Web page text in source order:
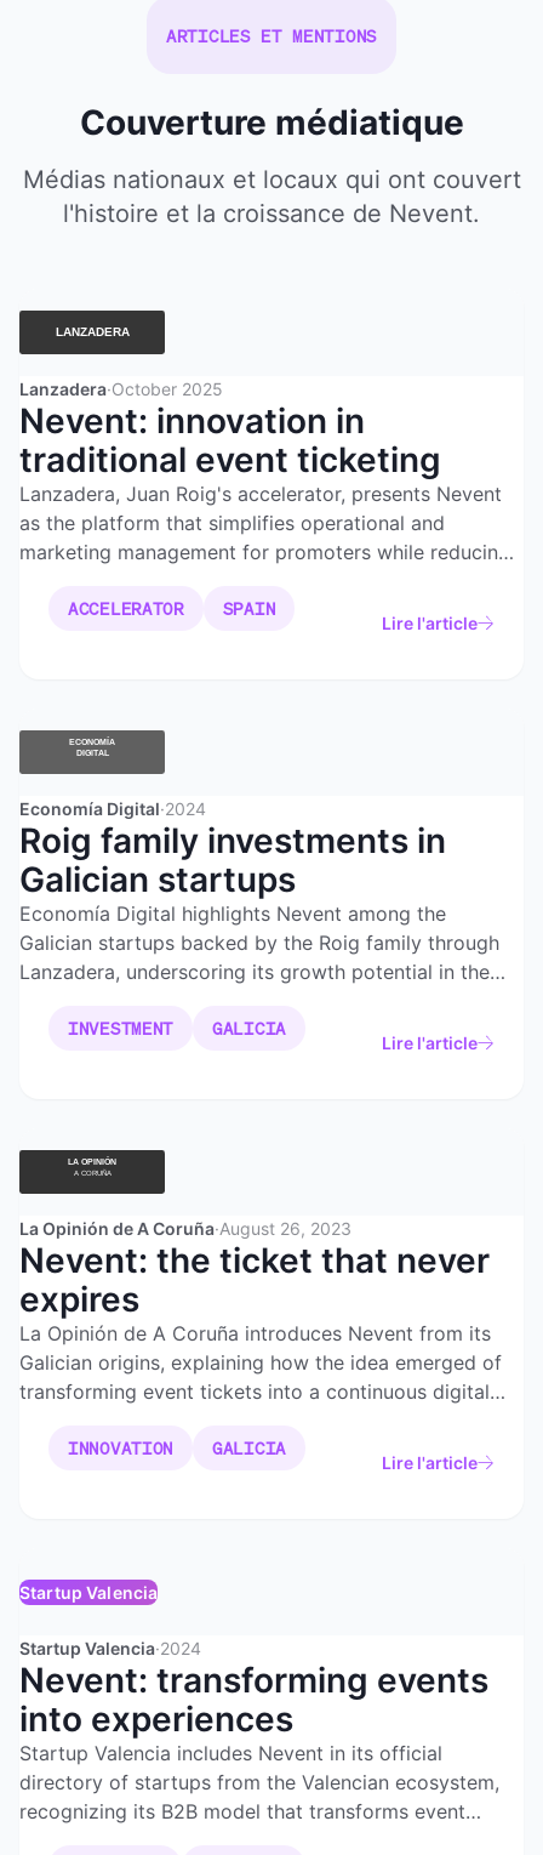
ARTICLES ET MENTIONS
Couverture médiatique
Médias nationaux et locaux qui ont couvert
l'histoire et la croissance de Nevent.
Lanzadera·October 2025
Nevent: innovation in
traditional event ticketing
Lanzadera, Juan Roig's accelerator, presents Nevent
as the platform that simplifies operational and
marketing management for promoters while reducing
experience.
ACCELERATOR SPAIN
Lire l'article
Economía Digital·2024
Roig family investments in
Galician startups
Economía Digital highlights Nevent among the
Galician startups backed by the Roig family through
Lanzadera, underscoring its growth potential in the
INVESTMENT GALICIA
Lire l'article
La Opinión de A Coruña·August 26, 2023
Nevent: the ticket that never
expires
La Opinión de A Coruña introduces Nevent from its
Galician origins, explaining how the idea emerged of
transforming event tickets into a continuous digital
INNOVATION GALICIA
Lire l'article
Startup Valencia
Startup Valencia·2024
Nevent: transforming events
into experiences
Startup Valencia includes Nevent in its official
directory of startups from the Valencian ecosystem,
recognizing its B2B model that transforms event